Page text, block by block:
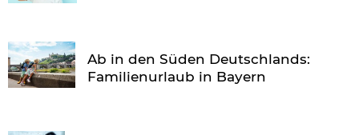
Ab in den Süden Deutschlands:
Familienurlaub in Bayern